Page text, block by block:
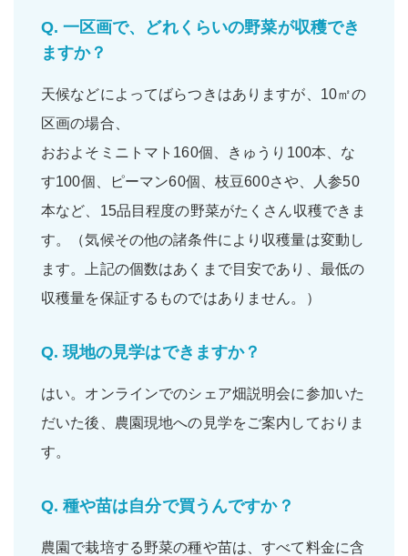
Q. 一区画で、どれくらいの野菜が収穫でき
ますか？
天候などによってばらつきはありますが、10㎡の
区画の場合、
おおよそ ミニトマト160個 きゅうり100本
な
す100個
ピーマン60個 枝豆600さや、
人参50
本など、 15品目程度の野菜がたくさん収穫できま
す。（気候その他の諸条件により収穫量は変動し
ます。上記の個数はあくまで目安であり、最低の
収穫量を保証するものではありません。）
Q. 現地の見学はできますか？
はい。 オンラインでのシェア畑説明会に参加いた
だいた後、農園現地への 見学をご案内 しておりま
す。
Q. 種や苗は自分で買うんですか？
農園で栽培する野菜の種や苗は、すべて料金に含